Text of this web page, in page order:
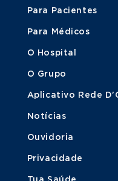
Para Pacientes
Para Médicos
O Hospital
O Grupo
Aplicativo Rede
Notícias
Ouvidoria
Privacidade